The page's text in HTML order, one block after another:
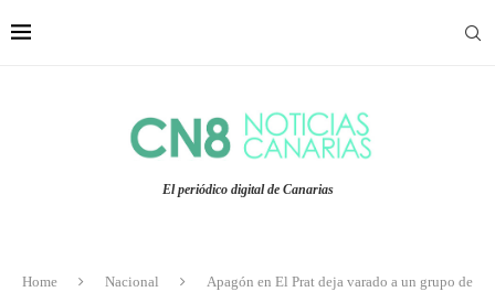
El periódico digital de Canarias
Home Nacional
Apagón en El Prat deja varado a un grupo de